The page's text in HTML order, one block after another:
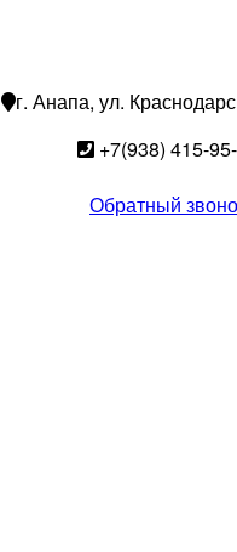
г. Анапа, ул.
+7(938) 415-
Обратный